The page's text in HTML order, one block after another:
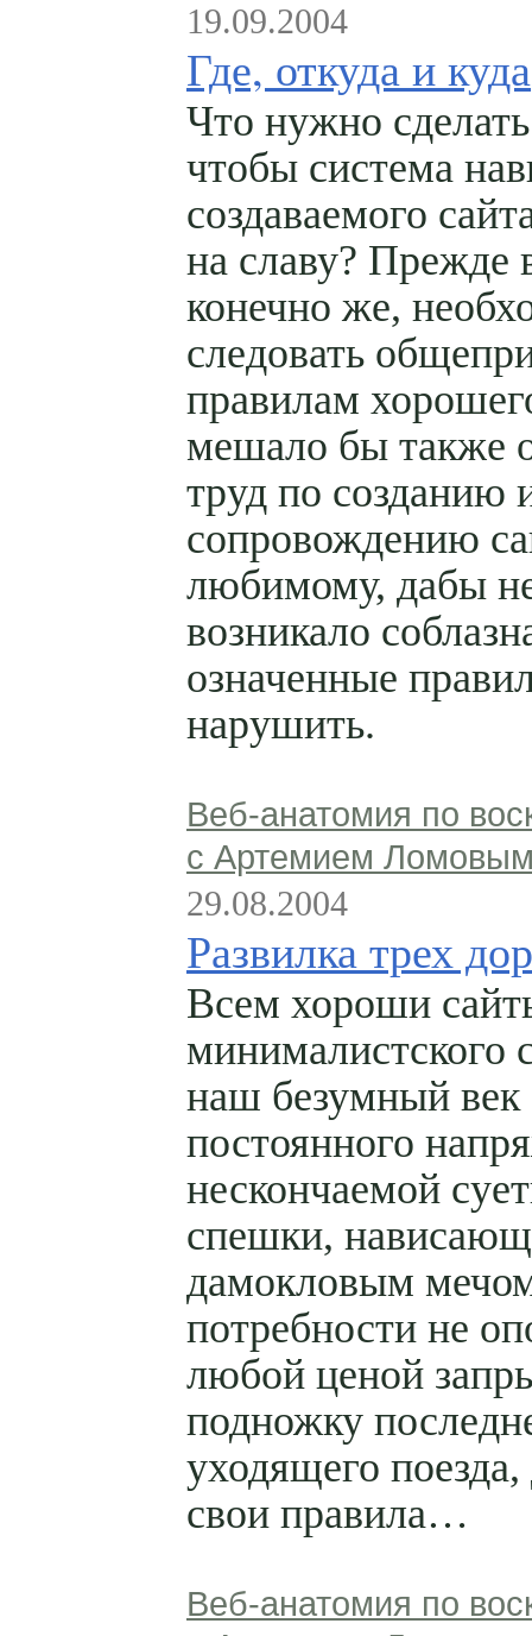
19.09.2004
Где, откуда и куда
Что нужно
чтобы система
создаваемого
на славу? Прежде
конечно же,
следовать
правилам
мешало бы также
труд по созданию
сопровождению
любимому, дабы
возникало
означенные
нарушить.
Веб-анатомия по
с Артемием
29.08.2004
Развилка трех
Всем хороши
минималистского
наш безумный век
постоянного
нескончаемой
спешки,
дамокловым
потребности не
любой ценой
подножку
уходящего поезда,
свои правила…
Веб-анатомия по